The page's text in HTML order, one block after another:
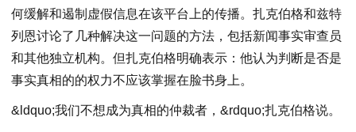
何缓解和遏制虚假信息在该平台上的传播。扎克伯格和兹特
列恩讨论了几种解决这一问题的方法，包括新闻事实审查员
和其他独立机构。但扎克伯格明确表示：他认为判断是否是
事实真相的的权力不应该掌握在脸书身上。
&ldquo;我们不想成为真相的仲裁者，&rdquo;扎克伯格说。